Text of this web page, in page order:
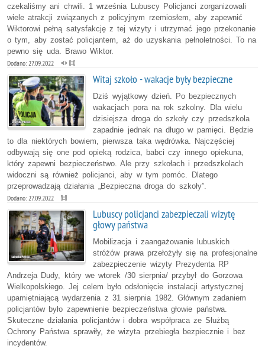
czekaliśmy ani chwili. 1 września Lubuscy Policjanci zorganizowali
wiele atrakcji związanych z policyjnym rzemiosłem, aby zapewnić
Wiktorowi pełną satysfakcję z tej wizyty i utrzymać jego przekonanie
o tym, aby zostać policjantem, aż do uzyskania pełnoletności. To na
pewno się uda. Brawo Wiktor.
Dodano: 27.09.2022
Witaj szkoło - wakacje były bezpieczne
Dziś wyjątkowy dzień. Po bezpiecznych
wakacjach pora na rok szkolny. Dla wielu
dzisiejsza droga do szkoły czy przedszkola
zapadnie jednak na długo w pamięci. Będzie
to dla niektórych bowiem, pierwsza taka wędrówka. Najczęściej
odbywają się one pod opieką rodzica, babci czy innego opiekuna,
który zapewni bezpieczeństwo. Ale przy szkołach i przedszkolach
widoczni są również policjanci, aby w tym pomóc. Dlatego
przeprowadzają działania „Bezpieczna droga do szkoły”.
Dodano: 27.09.2022
Lubuscy policjanci zabezpieczali wizytę
głowy państwa
Mobilizacja i zaangażowanie lubuskich
stróżów prawa przełożyły się na profesjonalne
zabezpieczenie wizyty Prezydenta RP
Andrzeja Dudy, który we wtorek /30 sierpnia/ przybył do Gorzowa
Wielkopolskiego. Jej celem było odsłonięcie instalacji artystycznej
upamiętniającą wydarzenia z 31 sierpnia 1982. Głównym zadaniem
policjantów było zapewnienie bezpieczeństwa głowie państwa.
Skuteczne działania policjantów i dobra współpraca ze Służbą
Ochrony Państwa sprawiły, że wizyta przebiegła bezpiecznie i bez
incydentów.